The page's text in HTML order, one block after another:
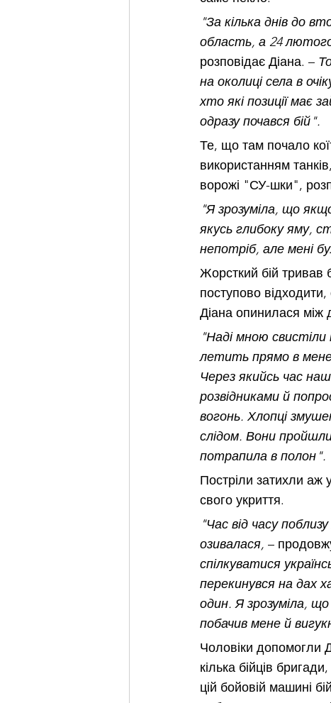
"За кілька днів до
область, а 24
розповідає Діана. –
на околиці села в
хто які позиції має
одразу почався бій".
Те, що там почало
використанням
ворожі "СУ-шки",
"Я зрозуміла, що
якусь глибоку яму,
непотріб, але мені
Жорсткий бій тривав
поступово
Діана опинилася між
"Наді мною свистіли
летить прямо в
Через якийсь час
розвідниками й
вогонь. Хлопці
слідом. Вони
потрапила в полон".
Постріли затихли аж
свого укриття.
"Час від часу
озивалася, –
спілкуватися
перекинувся на дах
один. Я зрозуміла, що
побачив мене й
Чоловіки допомогли
кілька бійців
цій бойовій машині